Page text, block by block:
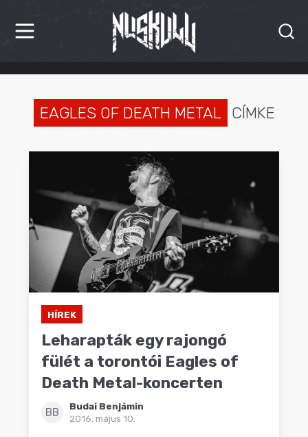
HÍREK
KRITIKÁK
PREMIEREK
KULT
MÁSVILÁG
EAGLES OF DEATH METAL CÍMKE
HÍREK
Leharapták egy rajongó
fülét a torontói Eagles of
Death Metal-koncerten
BB
Budai Benjámin
2016. május 10.